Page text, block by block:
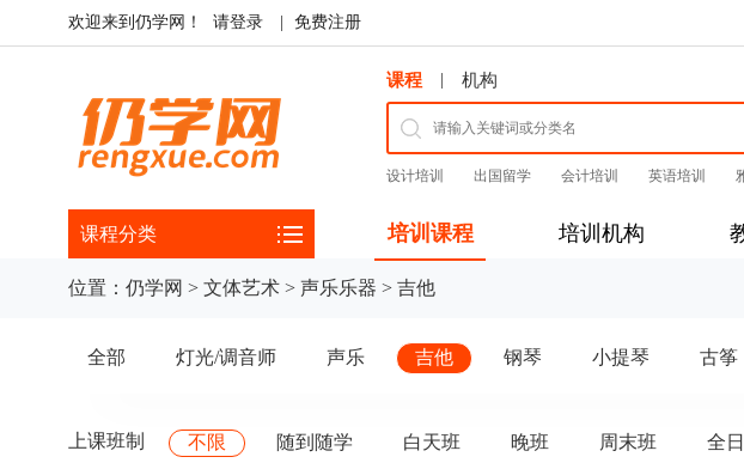
欢迎来到仍学网！ 请登录 免费注册
课程 | 机构
设计培训 出国留学 会计培训 英语培训
课程分类 培训课程 培训机构
位置： 仍学网 > 文体艺术 > 声乐乐器 > 吉他
全部 灯光/调音师 声乐 吉他 钢琴 小提琴 古筝
上课班制 不限 随到随学 白天班 晚班 周末班 全